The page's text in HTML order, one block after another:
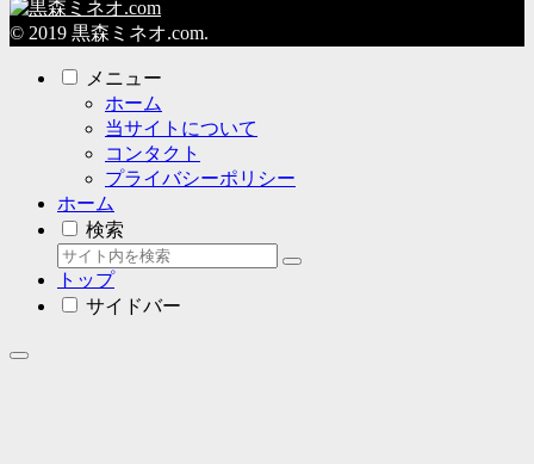
© 2019 黒森ミネオ.com.
メニュー
ホーム
当サイトについて
コンタクト
プライバシーポリシー
ホーム
検索
トップ
サイドバー